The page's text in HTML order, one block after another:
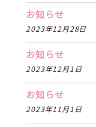
お知らせ
2023年12月28日
お知らせ
2023年12月1日
お知らせ
2023年11月1日